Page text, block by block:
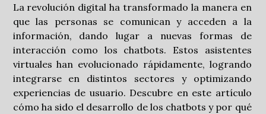
La revolución digital ha transformado la manera en
que las personas se comunican y acceden a la
información, dando lugar a nuevas formas de
interacción como los chatbots. Estos asistentes
virtuales han evolucionado rápidamente, logrando
integrarse en distintos sectores y optimizando
experiencias de usuario. Descubre en este artículo
cómo ha sido el desarrollo de los chatbots y por qué